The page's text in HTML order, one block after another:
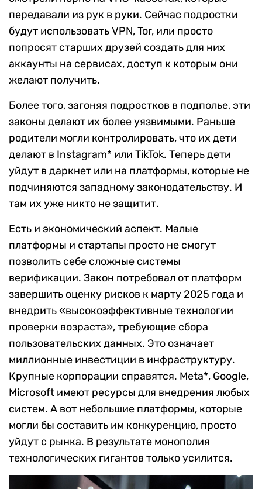
передавали из рук в руки. Сейчас подростки
будут использовать VPN, Tor, или просто
попросят старших друзей создать для них
аккаунты на сервисах, доступ к которым они
желают получить.
Более того, загоняя подростков в подполье, эти
законы делают их более уязвимыми. Раньше
родители могли контролировать, что их дети
делают в Instagram* или TikTok. Теперь дети
уйдут в даркнет или на платформы, которые не
подчиняются западному законодательству. И
там их уже никто не защитит.
Есть и экономический аспект. Малые
платформы и стартапы просто не смогут
позволить себе сложные системы
верификации. Закон потребовал от платформ
завершить оценку рисков к марту 2025 года и
внедрить «высокоэффективные технологии
проверки возраста», требующие сбора
пользовательских данных. Это означает
миллионные инвестиции в инфраструктуру.
Крупные корпорации справятся. Meta*, Google,
Microsoft имеют ресурсы для внедрения любых
систем. А вот небольшие платформы, которые
могли бы составить им конкуренцию, просто
уйдут с рынка. В результате монополия
технологических гигантов только усилится.